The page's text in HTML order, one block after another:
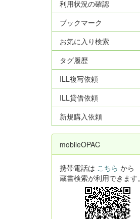
利用状況の確認
ブックマーク
お気に入り検索
タグ履歴
ILL複写依頼
ILL貸借依頼
新規購入依頼
mobileOPAC
携帯電話は こちら から
蔵書検索が利用できます。